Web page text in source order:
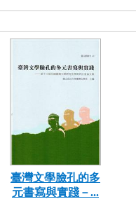
臺灣文學臉孔的多
元書寫與實踐－...